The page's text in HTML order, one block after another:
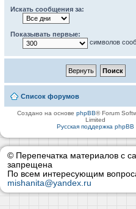
Искать сообщения за:
Показывать первые:
символов
Список форумов
Создано на основеphpBB® Forum
Limited
Русская поддержка phpBB
© Перепечатка материалов с
запрещена
По всем интересующим
mishanita@yandex.ru